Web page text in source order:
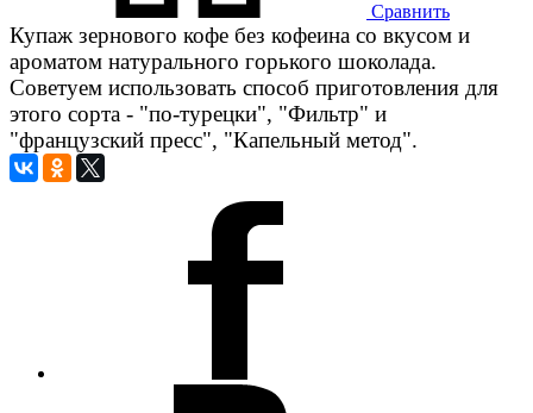
Сравнить
Купаж зернового кофе без кофеина со вкусом и
ароматом натурального горького шоколада.
Советуем использовать способ приготовления для
этого сорта - "по-турецки", "Фильтр" и
"французский пресс", "Капельный метод".